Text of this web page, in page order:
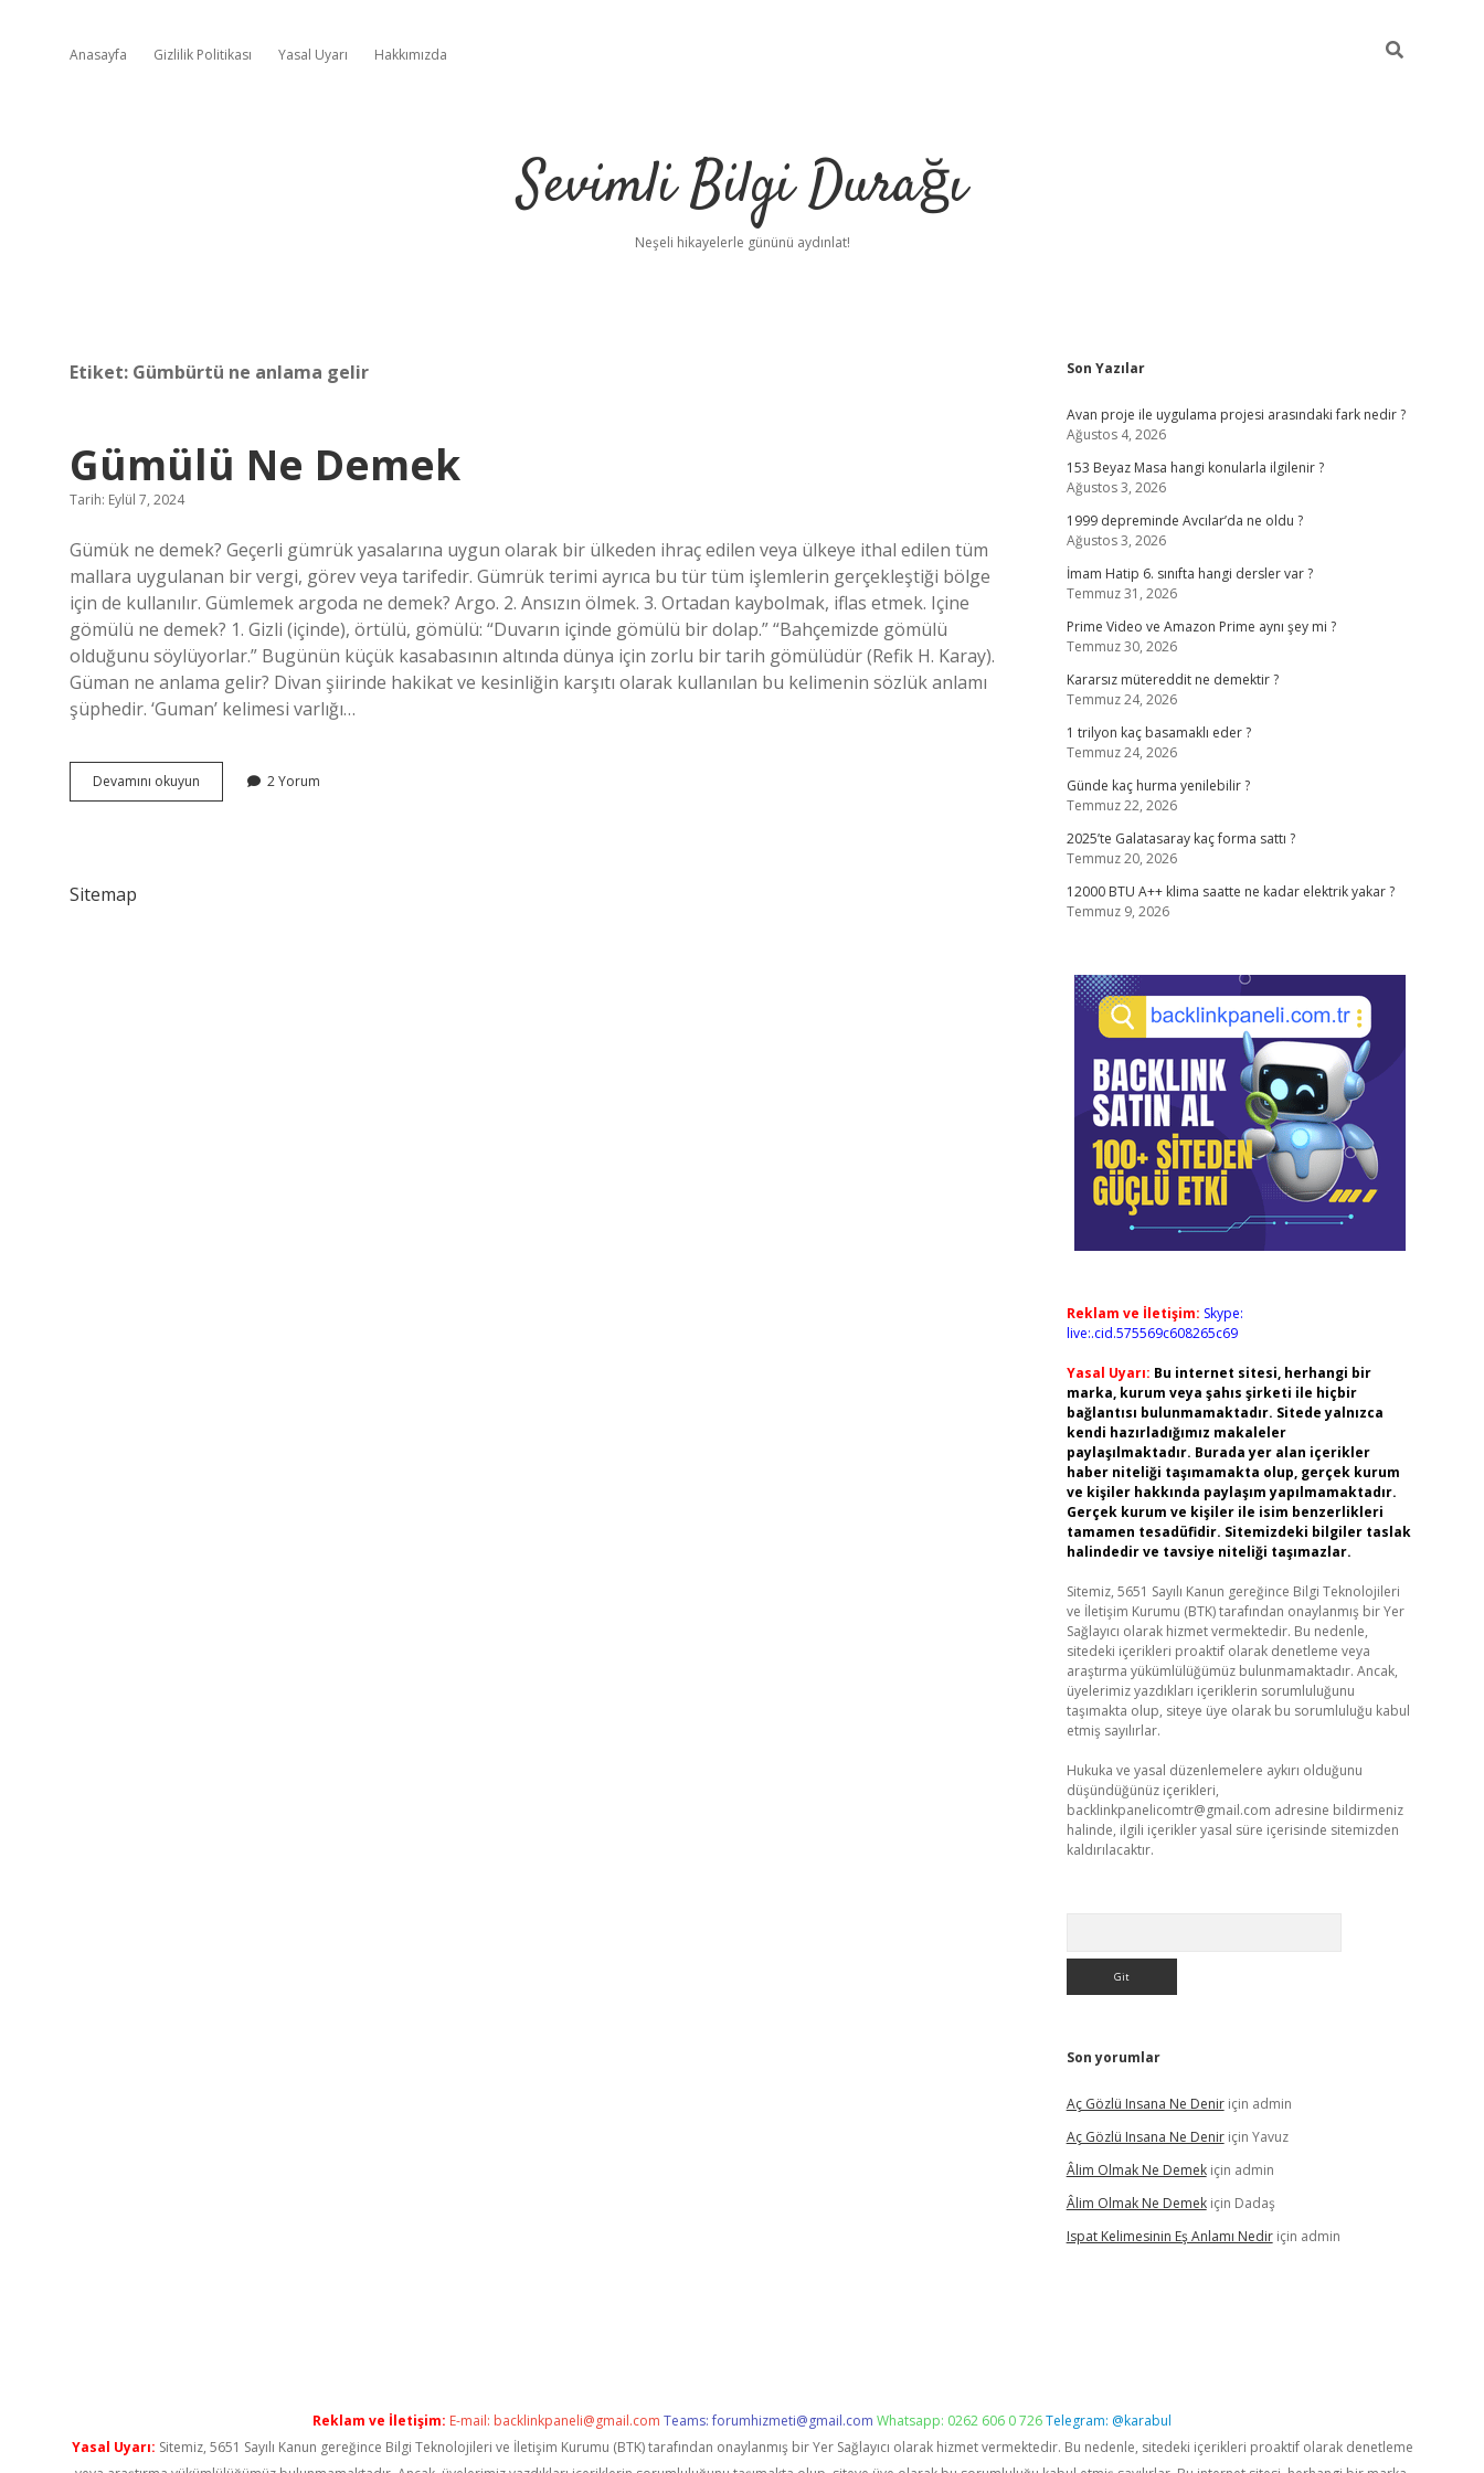
Anasayfa Gizlilik Politikası Yasal Uyarı Hakkımızda
Sevimli Bilgi Durağı
Neşeli hikayelerle gününü aydınlat!
Etiket: Gümbürtü ne anlama gelir
Gümülü Ne Demek
Tarih: Eylül 7, 2024
Gümük ne demek? Geçerli gümrük yasalarına uygun olarak bir ülkeden ihraç edilen veya ülkeye ithal edilen tüm
mallara uygulanan bir vergi, görev veya tarifedir. Gümrük terimi ayrıca bu tür tüm işlemlerin gerçekleştiği bölge
için de kullanılır. Gümlemek argoda ne demek? Argo. 2. Ansızın ölmek. 3. Ortadan kaybolmak, iflas etmek. Içine
gömülü ne demek? 1. Gizli (içinde), örtülü, gömülü: “Duvarın içinde gömülü bir dolap.” “Bahçemizde gömülü
olduğunu söylüyorlar.” Bugünün küçük kasabasının altında dünya için zorlu bir tarih gömülüdür (Refik H. Karay).
Güman ne anlama gelir? Divan şiirinde hakikat ve kesinliğin karşıtı olarak kullanılan bu kelimenin sözlük anlamı
şüphedir. ‘Guman’ kelimesi varlığı…
Devamını okuyun
Ne
2 Yorum
Sitemap
Sidebar
Son Yazılar
Avan proje ile uygulama projesi arasındaki fark nedir ?
Ağustos 4, 2026
153 Beyaz Masa hangi konularla ilgilenir ?
Ağustos 3, 2026
1999 depreminde Avcılar’da ne oldu ?
Ağustos 3, 2026
İmam Hatip 6. sınıfta hangi dersler var ?
Temmuz 31, 2026
Prime Video ve Amazon Prime aynı şey mi ?
Temmuz 30, 2026
Kararsız mütereddit ne demektir ?
Temmuz 24, 2026
1 trilyon kaç basamaklı eder ?
Temmuz 24, 2026
Günde kaç hurma yenilebilir ?
Temmuz 22, 2026
2025’te Galatasaray kaç forma sattı ?
Temmuz 20, 2026
12000 BTU A++ klima saatte ne kadar elektrik yakar ?
Temmuz 9, 2026
Reklam ve İletişim: Skype:
live:.cid.575569c608265c69
Yasal Uyarı: Bu internet sitesi, herhangi bir
marka, kurum veya şahıs şirketi ile hiçbir
bağlantısı bulunmamaktadır. Sitede yalnızca
kendi hazırladığımız makaleler
paylaşılmaktadır. Burada yer alan içerikler
haber niteliği taşımamakta olup, gerçek kurum
ve kişiler hakkında paylaşım yapılmamaktadır.
Gerçek kurum ve kişiler ile isim benzerlikleri
tamamen tesadüfidir. Sitemizdeki bilgiler taslak
halindedir ve tavsiye niteliği taşımazlar.
Sitemiz, 5651 Sayılı Kanun gereğince Bilgi Teknolojileri
ve İletişim Kurumu (BTK) tarafından onaylanmış bir Yer
Sağlayıcı olarak hizmet vermektedir. Bu nedenle,
sitedeki içerikleri proaktif olarak denetleme veya
araştırma yükümlülüğümüz bulunmamaktadır. Ancak,
üyelerimiz yazdıkları içeriklerin sorumluluğunu
taşımakta olup, siteye üye olarak bu sorumluluğu kabul
etmiş sayılırlar.
Hukuka ve yasal düzenlemelere aykırı olduğunu
düşündüğünüz içerikleri,
backlinkpanelicomtr@gmail.com adresine bildirmeniz
halinde, ilgili içerikler yasal süre içerisinde sitemizden
kaldırılacaktır.
Son yorumlar
Aç Gözlü Insana Ne Deniriçin admin
Aç Gözlü Insana Ne Deniriçin Yavuz
Âlim Olmak Ne Demekiçin admin
Âlim Olmak Ne Demekiçin Dadaş
Ispat Kelimesinin Eş Anlamı Nediriçin admin
Reklam ve İletişim: E-mail: backlinkpaneli@gmail.com Teams:forumhizmeti@gmail.com Whatsapp: 0262 606 0 726Telegram: @karabul
Yasal Uyarı: Sitemiz, 5651 Sayılı Kanun gereğince Bilgi Teknolojileri ve İletişim Kurumu (BTK) tarafından onaylanmış bir Yer Sağlayıcı olarak hizmet vermektedir. Bu nedenle, sitedeki içerikleri proaktif olarak denetleme